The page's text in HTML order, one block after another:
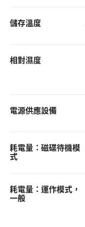
儲存溫度
相對濕度
電源供應設備
耗電量：磁碟待機模
式
耗電量：運作模式，
一般